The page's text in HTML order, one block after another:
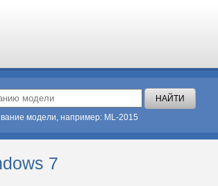
модели, например: ML-2015
7